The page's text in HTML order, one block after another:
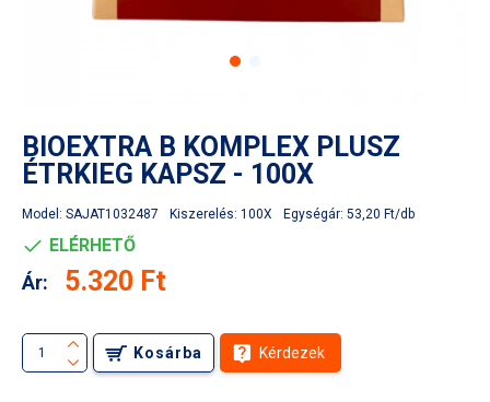
BIOEXTRA B KOMPLEX PLUSZ
ÉTRKIEG KAPSZ - 100X
Model: SAJAT1032487 Kiszerelés: 100X Egységár: 53,20 Ft/db
ELÉRHETŐ
Ár: 5.320 Ft
Kosárba Kérdezek